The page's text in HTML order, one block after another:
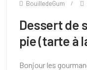
BouilledeGum
Dessert de
pie (tarte à
Bonjour les